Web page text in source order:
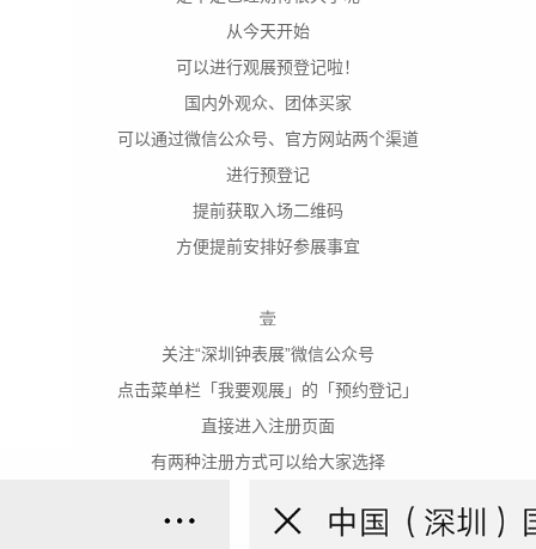
从今天开始
可以进行观展预登记啦！
国内外观众、团体买家
可以通过微信公众号、官方网站两个渠道
进行预登记
提前获取入场二维码
方便提前安排好参展事宜
壹
关注“深圳钟表展”微信公众号
点击菜单栏「我要观展」的「预约登记」
直接进入注册页面
有两种注册方式可以给大家选择